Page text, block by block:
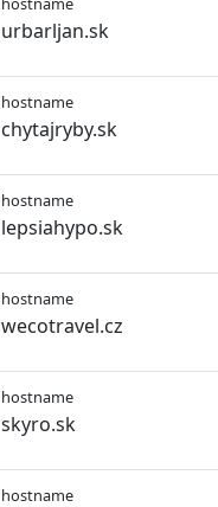
urbarljan.sk
hostname
chytajryby.sk
hostname
lepsiahypo.sk
hostname
wecotravel.cz
hostname
skyro.sk
hostname